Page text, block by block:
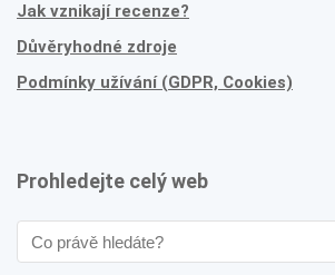
Jak vznikají recenze?
Důvěryhodné zdroje
Podmínky užívání (GDPR, Cookies)
Prohledejte celý web